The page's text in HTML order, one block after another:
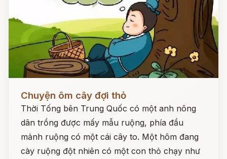
Chuyện ôm cây đợi thỏ
Thời Tống bên Trung Quốc có một anh nông
dân trồng được mấy mẫu ruộng, phía đầu
mảnh ruộng có một cái cây to. Một hôm đang
cày ruộng đột nhiên có một con thỏ chạy như